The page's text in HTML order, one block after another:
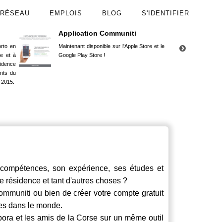
RÉSEAU EMPLOIS BLOG S'IDENTIFIER
en
et à
du
Application Communiti
Maintenant disponible sur l'Apple Store et le
Google Play Store !
son expérience, ses études et
résidence et tant d'autres choses ?
ou bien de créer votre compte gratuit
dans le monde.
et les amis de la Corse sur un même outil